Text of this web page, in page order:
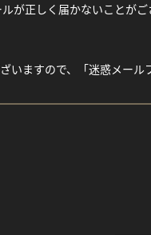
が正しく届かないことがご
ますので、「迷惑メール